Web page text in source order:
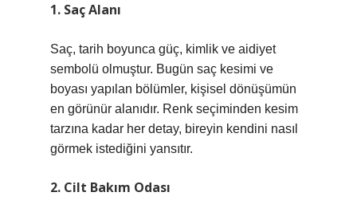
1. Saç Alanı
Saç, tarih boyunca güç, kimlik ve aidiyet
sembolü olmuştur. Bugün saç kesimi ve
boyası yapılan bölümler, kişisel dönüşümün
en görünür alanıdır. Renk seçiminden kesim
tarzına kadar her detay, bireyin kendini nasıl
görmek istediğini yansıtır.
2. Cilt Bakım Odası